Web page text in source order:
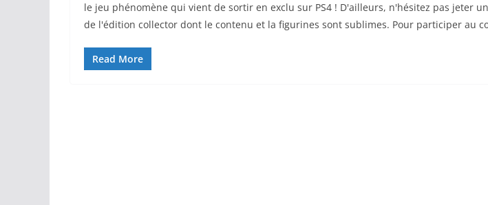
le jeu phénomène qui vient de sortir en exclu sur PS4 ! D'ailleurs, n'hésitez pas jeter
de l'édition collector dont le contenu et la figurines sont sublimes. Pour participer au
Read More